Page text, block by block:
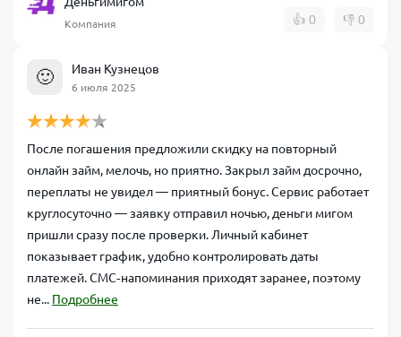
Компания 👍 0 👎 0
🙂 Иван Кузнецов
6 июля 2025
После погашения предложили скидку на повторный
онлайн займ, мелочь, но приятно. Закрыл займ досрочно,
переплаты не увидел — приятный бонус. Сервис работает
круглосуточно — заявку отправил ночью, деньги мигом
пришли сразу после проверки. Личный кабинет
показывает график, удобно контролировать даты
платежей. СМС‑напоминания приходят заранее, поэтому
не... Подробнее